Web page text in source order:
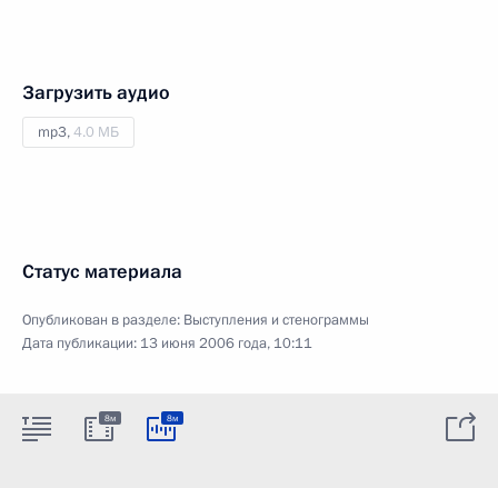
Загрузить аудио
mp3,4.0 МБ
Статус материала
Опубликован в разделе: Выступления и стенограммы
Дата публикации: 13 июня 2006 года, 10:11
8м 8м